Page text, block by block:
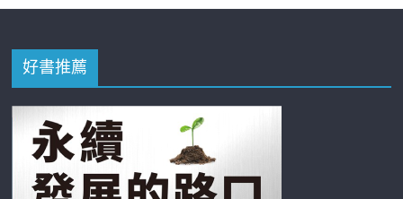
好書推薦